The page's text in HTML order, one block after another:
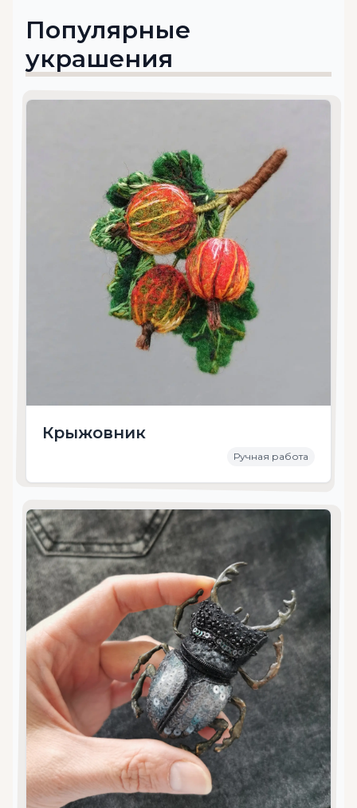
Популярные
украшения
Крыжовник
Ручная работа